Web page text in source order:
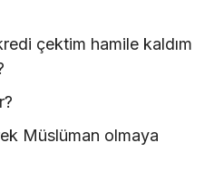
çektim hamile kaldım
Müslüman olmaya